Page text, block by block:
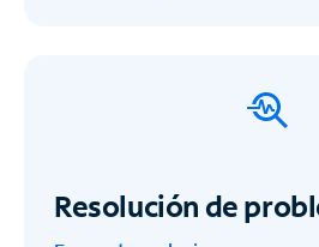
Resolución de